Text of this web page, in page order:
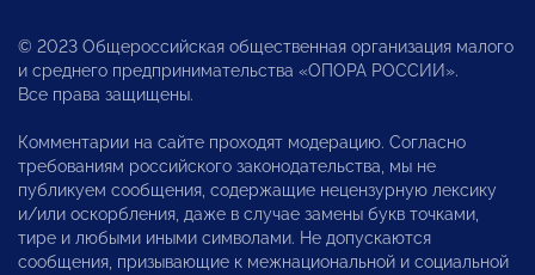
© 2023 Общероссийская общественная организация малого
и среднего предпринимательства «ОПОРА РОССИИ».
Все права защищены.
Комментарии на сайте проходят модерацию. Согласно
требованиям российского законодательства, мы не
публикуем сообщения, содержащие нецензурную лексику
и/или оскорбления, даже в случае замены букв точками,
тире и любыми иными символами. Не допускаются
сообщения, призывающие к межнациональной и социальной